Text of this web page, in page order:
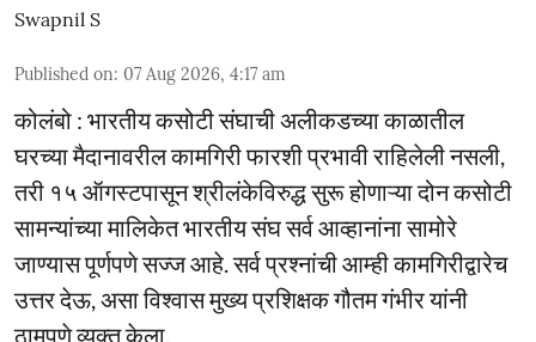
Swapnil S
Published on: 07 Aug 2026, 4:17 am
कोलंबो : भारतीय कसोटी संघाची अलीकडच्या काळातील
घरच्या मैदानावरील कामगिरी फारशी प्रभावी राहिलेली नसली,
तरी १५ ऑगस्टपासून श्रीलंकेविरुद्ध सुरू होणाऱ्या दोन कसोटी
सामन्यांच्या मालिकेत भारतीय संघ सर्व आव्हानांना सामोरे
जाण्यास पूर्णपणे सज्ज आहे. सर्व प्रश्नांची आम्ही कामगिरीद्वारेच
उत्तर देऊ, असा विश्वास मुख्य प्रशिक्षक गौतम गंभीर यांनी
ठामपणे व्यक्त केला.